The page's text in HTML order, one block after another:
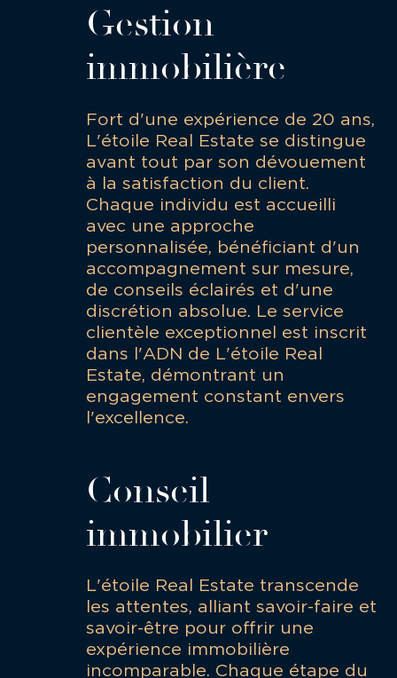
Gestion
immobilière
Fort d'une expérience de 20 ans,
L'étoile Real Estate se distingue
avant tout par son dévouement
à la satisfaction du client.
Chaque individu est accueilli
avec une approche
personnalisée, bénéficiant d'un
accompagnement sur mesure,
de conseils éclairés et d'une
discrétion absolue. Le service
clientèle exceptionnel est inscrit
dans l'ADN de L'étoile Real
Estate, démontrant un
engagement constant envers
l'excellence.
Conseil
immobilier
L'étoile Real Estate transcende
les attentes, alliant savoir-faire et
savoir-être pour offrir une
expérience immobilière
incomparable. Chaque étape du